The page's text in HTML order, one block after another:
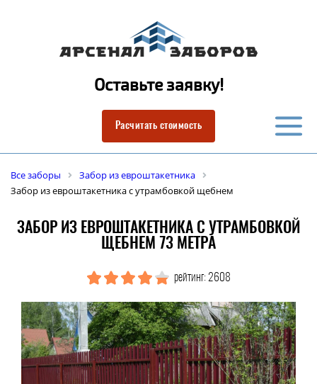
Оставьте заявку!
Расчитать стоимость
Все заборы
Забор из евроштакетника
Забор из евроштакетника с утрамбовкой щебнем
ЗАБОР ИЗ ЕВРОШТАКЕТНИКА С УТРАМБОВКОЙ
ЩЕБНЕМ 73 МЕТРА
рейтинг: 2608